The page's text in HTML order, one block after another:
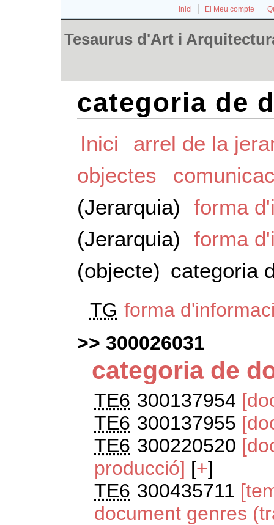
Inici El Meu compte
Tesaurus d'Art i
categoria de
Inici
arrel de la
objectes
(Jerarquia)
forma
(Jerarquia)
forma
(objecte) categoria
TG forma
300026031
categoria de
TE6 300137954
TE6 300137955
TE6 300220520
producció] [+]
TE6 300435711
document genres